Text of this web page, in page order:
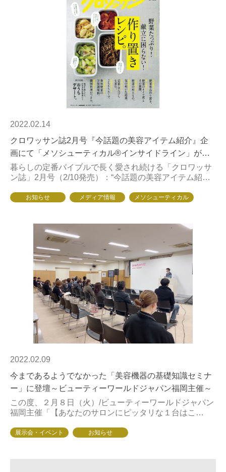
2022.02.14
クロワッサン誌2月号『今話題の美容アイテム紹介』企
画にて「メソシューティカル®インサイドライン」が部
門１位に選ばれました
暮らしの定番バイブルで長く愛され続ける「クロワッサ
ン誌」2月号（2/10発売）：“今話題の美容アイテム紹
がなんと！！「サロン専売サプリメント部門」に...
お知らせ メディア情報 メソシューティカル
2022.02.09
今まであるようでなかった「美容機器の基礎知識セミナ
ー」に登壇～ビューティーワールドジャパン福岡主催～
この度、２月８日（火）/ビューティーワールドジャパン
福岡主催「【あなたのサロンにピッタリな１台はこ
ス…テクノロジーを知ることで見えてくるマシンとの...
展示会・イベント お知らせ